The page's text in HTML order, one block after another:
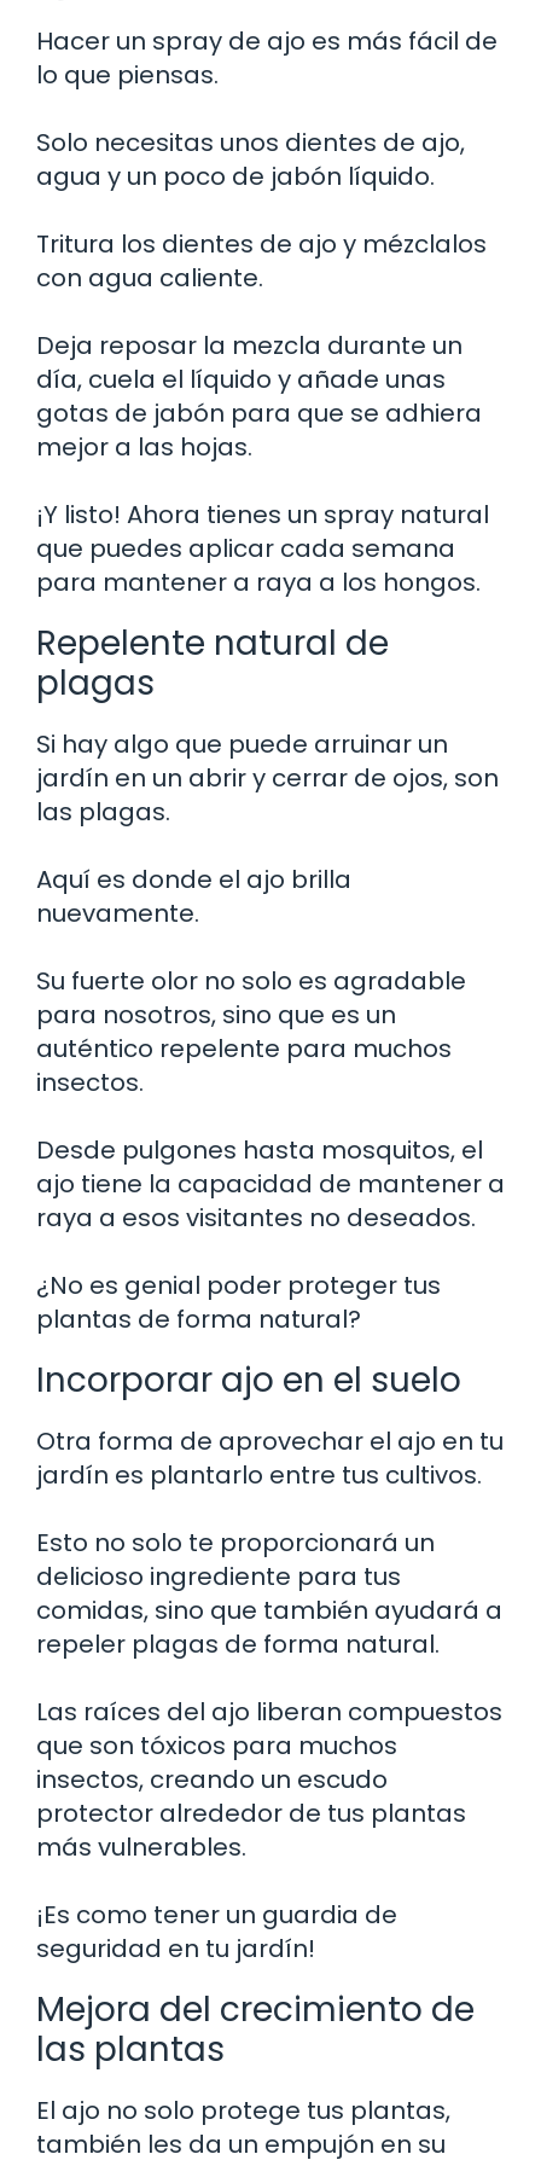
Hacer un spray de ajo es más fácil de
lo que piensas.
Solo necesitas unos dientes de ajo,
agua y un poco de jabón líquido.
Tritura los dientes de ajo y mézclalos
con agua caliente.
Deja reposar la mezcla durante un
día, cuela el líquido y añade unas
gotas de jabón para que se adhiera
mejor a las hojas.
¡Y listo! Ahora tienes un spray natural
que puedes aplicar cada semana
para mantener a raya a los hongos.
Repelente natural de
plagas
Si hay algo que puede arruinar un
jardín en un abrir y cerrar de ojos, son
las plagas.
Aquí es donde el ajo brilla
nuevamente.
Su fuerte olor no solo es agradable
para nosotros, sino que es un
auténtico repelente para muchos
insectos.
Desde pulgones hasta mosquitos, el
ajo tiene la capacidad de mantener a
raya a esos visitantes no deseados.
¿No es genial poder proteger tus
plantas de forma natural?
Incorporar ajo en el suelo
Otra forma de aprovechar el ajo en tu
jardín es plantarlo entre tus cultivos.
Esto no solo te proporcionará un
delicioso ingrediente para tus
comidas, sino que también ayudará a
repeler plagas de forma natural.
Las raíces del ajo liberan compuestos
que son tóxicos para muchos
insectos, creando un escudo
protector alrededor de tus plantas
más vulnerables.
¡Es como tener un guardia de
seguridad en tu jardín!
Mejora del crecimiento de
las plantas
El ajo no solo protege tus plantas,
también les da un empujón en su